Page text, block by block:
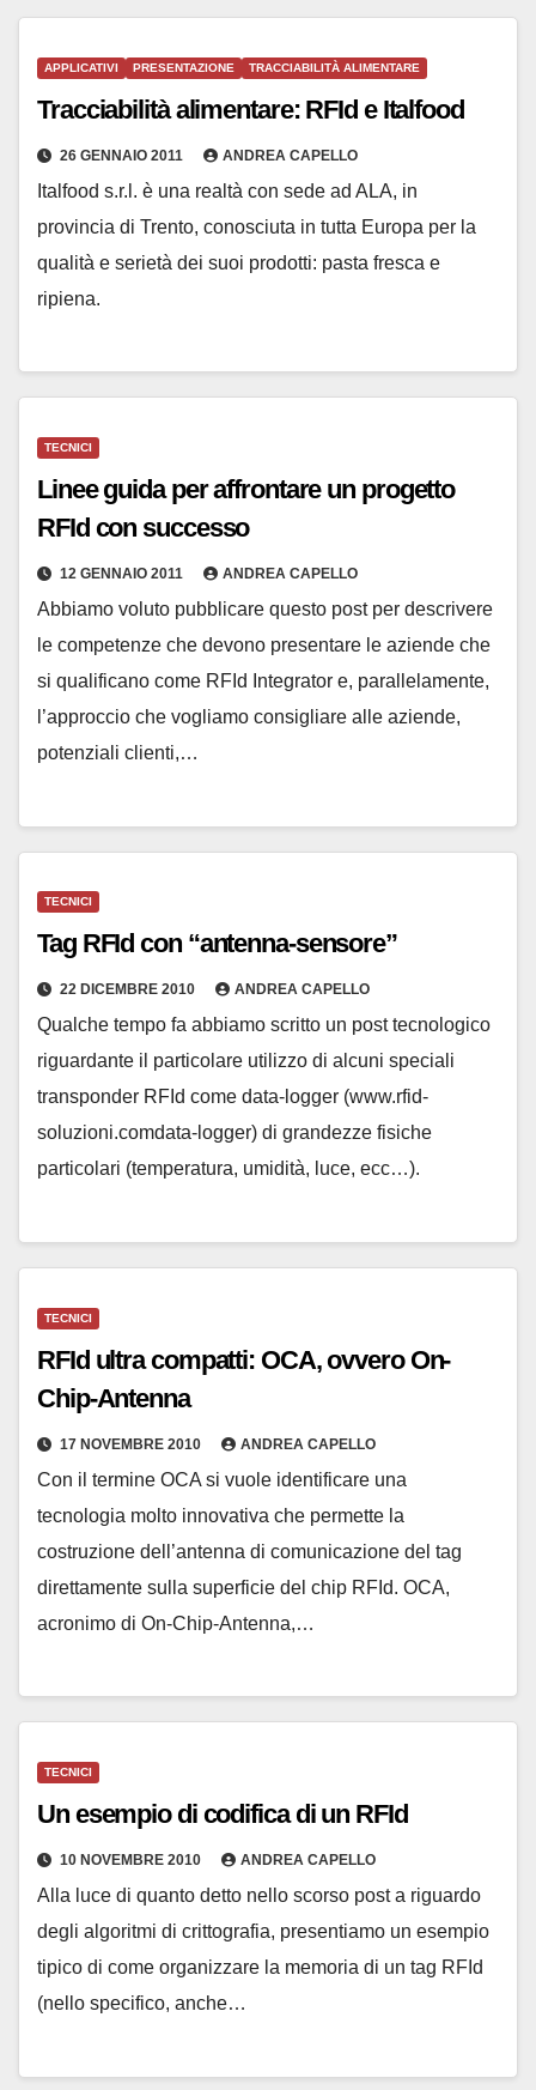
APPLICATIVI PRESENTAZIONE TRACCIABILITÀ ALIMENTARE
Tracciabilità alimentare: RFId e Italfood
26 GENNAIO 2011 ANDREA CAPELLO
Italfood s.r.l. è una realtà con sede ad ALA, in
provincia di Trento, conosciuta in tutta Europa per la
qualità e serietà dei suoi prodotti: pasta fresca e
ripiena.
TECNICI
Linee guida per affrontare un progetto
RFId con successo
12 GENNAIO 2011 ANDREA CAPELLO
Abbiamo voluto pubblicare questo post per descrivere
le competenze che devono presentare le aziende che
si qualificano come RFId Integrator e, parallelamente,
l’approccio che vogliamo consigliare alle aziende,
potenziali clienti,…
TECNICI
Tag RFId con “antenna-sensore”
22 DICEMBRE 2010 ANDREA CAPELLO
Qualche tempo fa abbiamo scritto un post tecnologico
riguardante il particolare utilizzo di alcuni speciali
transponder RFId come data-logger (www.rfid-
soluzioni.comdata-logger) di grandezze fisiche
particolari (temperatura, umidità, luce, ecc…).
TECNICI
RFId ultra compatti: OCA, ovvero On-
Chip-Antenna
17 NOVEMBRE 2010 ANDREA CAPELLO
Con il termine OCA si vuole identificare una
tecnologia molto innovativa che permette la
costruzione dell’antenna di comunicazione del tag
direttamente sulla superficie del chip RFId. OCA,
acronimo di On-Chip-Antenna,…
TECNICI
Un esempio di codifica di un RFId
10 NOVEMBRE 2010 ANDREA CAPELLO
Alla luce di quanto detto nello scorso post a riguardo
degli algoritmi di crittografia, presentiamo un esempio
tipico di come organizzare la memoria di un tag RFId
(nello specifico, anche…